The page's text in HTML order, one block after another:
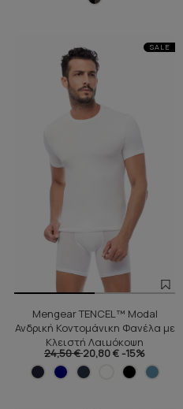
SALE
Mengear TENCEL™ Modal
Ανδρική Κοντομάνικη Φανέλα με
Κλειστή Λαιμόκοψη
24,50 €20,80 € -15%